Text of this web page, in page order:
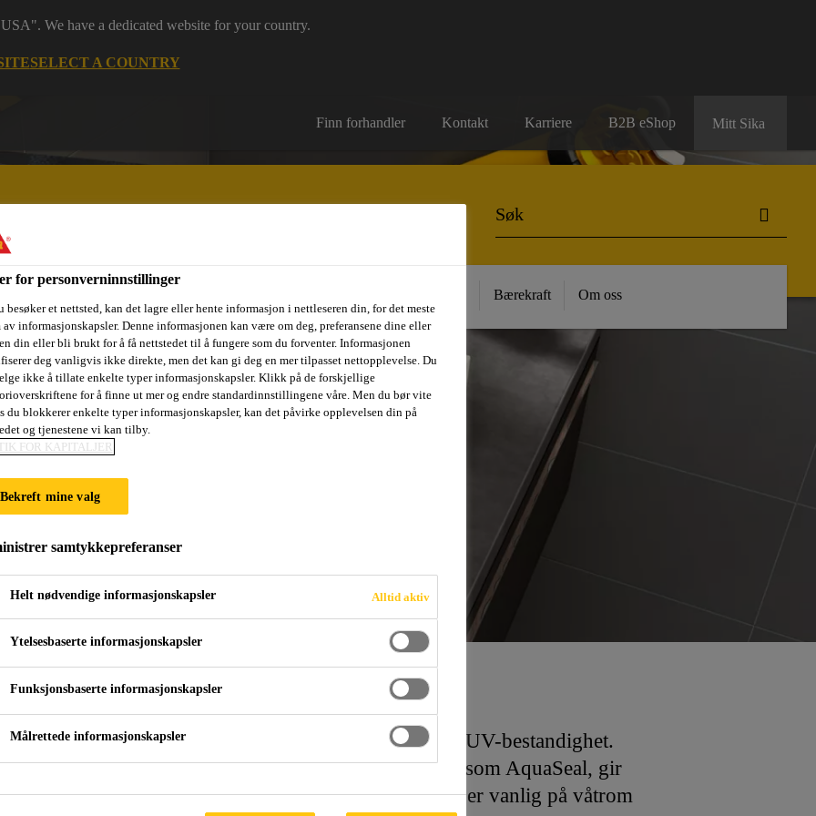
We have a dedicated website for your country.
SELECT A COUNTRY
Finn forhandler Kontakt Karriere B2B eShop Mitt Sika
Bærekraft Om oss
og lim med meget stor mugg-, kjemikalie- og UV-bestandighet.
med tradisjonell silikon. En silikonfri våtromsfug som AquaSeal, gir
og jordslag og kan overmales. Andre silikontyper er vanlig på våtrom
for personverninnstillinger
besøker et nettsted, kan det lagre eller hente informasjon i nettleseren din, for det meste
informasjonskapsler. Denne informasjonen kan være om deg, preferansene dine eller
din eller bli brukt for å få nettstedet til å fungere som du forventer. Informasjonen
deg vanligvis ikke direkte, men det kan gi deg en mer tilpasset nettopplevelse. Du
ikke å tillate enkelte typer informasjonskapsler. Klikk på de forskjellige
for å finne ut mer og endre standardinnstillingene våre. Men du bør vite
du blokkerer enkelte typer informasjonskapsler, kan det påvirke opplevelsen din på
og tjenestene vi kan tilby.
FOR KAPITALJER
Bekreft mine valg
samtykkepreferanser
Helt nødvendige informasjonskapsler Alltid aktiv
Ytelsesbaserte informasjonskapsler
Funksjonsbaserte informasjonskapsler
Målrettede informasjonskapsler